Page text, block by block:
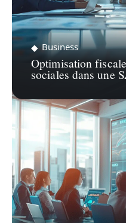
Business
Optimisation
sociales dans une